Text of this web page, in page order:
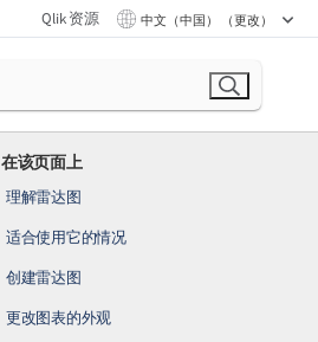
Qlik 资源 中文（中国） （更改）
在该页面上
理解雷达图
适合使用它的情况
创建雷达图
更改图表的外观